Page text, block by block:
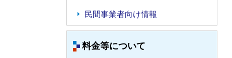
民間事業者向け情報
料金等について